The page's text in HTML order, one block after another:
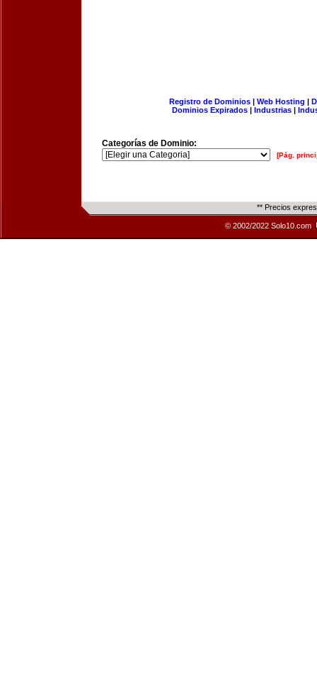
Registro de Dominios| Web Hosting |
Dominios Expirados | Industrias |
Categorías de Dominio:
[Pág.
** Precios
© 2002/2022 Solo10.com